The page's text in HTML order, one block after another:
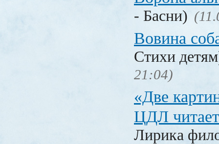
- Басни)
Вовина
Стихи
21:04)
«Две
ЦДЛ
Лирика